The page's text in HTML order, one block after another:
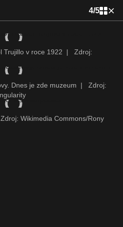
4/5
Trujillo v roce 1922 |
Zdroj:
Dnes je zde muzeum |
Zdroj:
Zdroj: Wikimedia Commons/Rony